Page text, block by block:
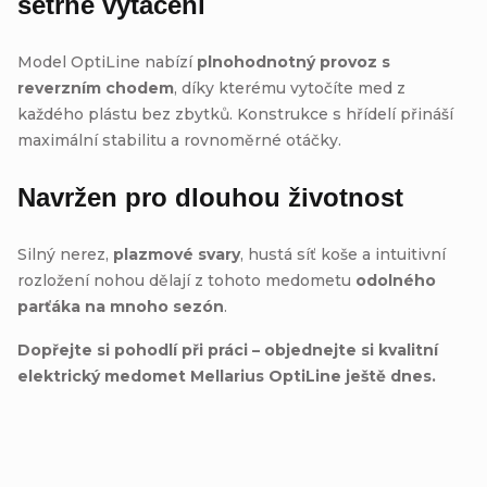
Model OptiLine nabízí plnohodnotný provoz s
reverzním chodem, díky kterému vytočíte med z
každého plástu bez zbytků. Konstrukce s hřídelí přináší
maximální stabilitu a rovnoměrné otáčky.
Navržen pro dlouhou životnost
Silný nerez, plazmové svary, hustá síť koše a intuitivní
rozložení nohou dělají z tohoto medometu odolného
parťáka na mnoho sezón.
Dopřejte si pohodlí při práci – objednejte si kvalitní
elektrický medomet Mellarius OptiLine ještě dnes.